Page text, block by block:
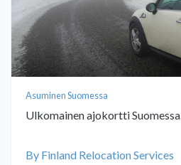
Asuminen Suomessa
Ulkomainen ajokortti Suomessa
By Finland Relocation Services